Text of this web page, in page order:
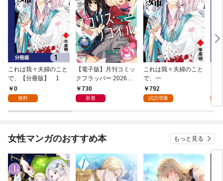
これは我々夫婦のこと
で、【分冊版】 1
0
無料
【電子版】月刊コミッ
クフラッパー 2026年9
月号730
新着
これは我々夫婦のこと
で、一
792
試読増量
チ
冊
女性マンガのおすすめ本 もっと見る